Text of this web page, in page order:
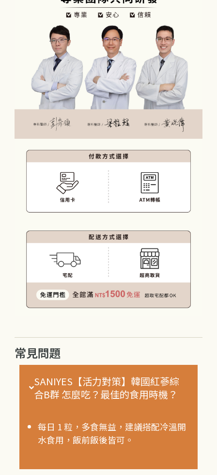
常見問題
SANIYES【活力對策】韓國紅蔘綜
合B群 怎麼吃？最佳的食用時機？
每日 1 粒，多食無益，建議搭配冷溫開
水食用，飯前飯後皆可。